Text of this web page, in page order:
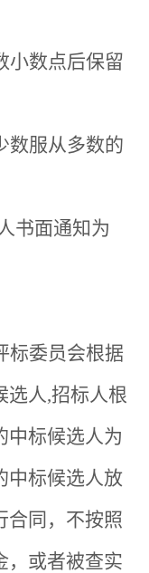
小数点后保留
数服从多数的
书面通知为
标委员会根据
选人,招标人根
中标候选人为
中标候选人放
合同，不按照
，或者被查实